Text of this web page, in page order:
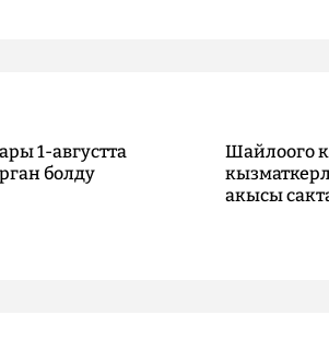
1-августта
болду
Шайлоого
акысы